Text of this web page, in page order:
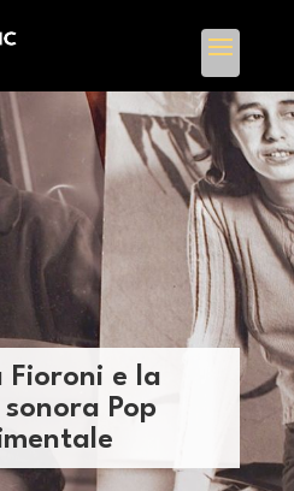
Fioroni e la
Pop